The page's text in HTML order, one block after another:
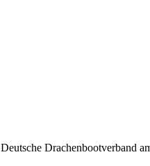
Drachenbootverband